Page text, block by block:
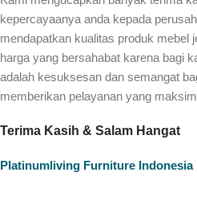
kepercayaanya anda kepada
mendapatkan kualitas produk mebel
harga yang bersahabat karena bagi
adalah kesuksesan dan semangat
memberikan pelayanan yang
Terima Kasih & Salam Hangat
Platinumliving Furniture Indonesia